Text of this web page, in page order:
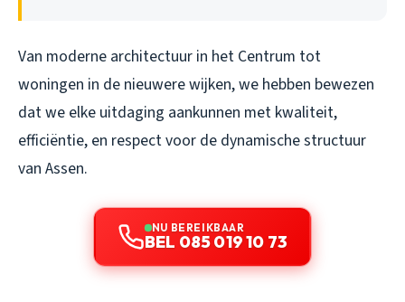
Van moderne architectuur in het Centrum tot
woningen in de nieuwere wijken, we hebben bewezen
dat we elke uitdaging aankunnen met kwaliteit,
efficiëntie, en respect voor de dynamische structuur
van Assen.
NU BEREIKBAAR
BEL 085 019 10 73